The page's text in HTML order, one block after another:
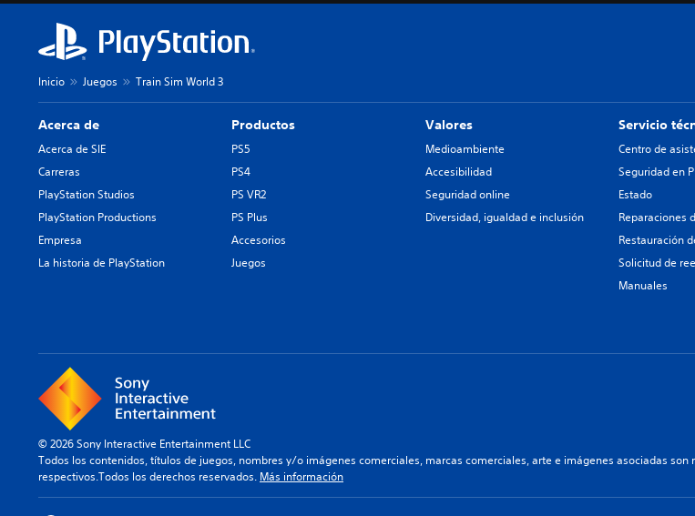
Inicio Juegos Train Sim World 3
Acerca de
Acerca de SIE
Carreras
PlayStation Studios
PlayStation Productions
Empresa
La historia de PlayStation
Productos
PS5
PS4
PS VR2
PS Plus
Accesorios
Juegos
Valores
Medioambiente
Accesibilidad
Seguridad online
Diversidad, igualdad e inclusión
Servicio
Centro de
Seguridad en
Estado
Reparaciones
Restauración
Solicitud de
Manuales
© 2026 Sony Interactive Entertainment LLC
Todos los contenidos, títulos de juegos, nombres y/o imágenes comerciales, marcas comerciales, arte e imágenes asociadas
respectivos.Todos los derechos reservados. Más información